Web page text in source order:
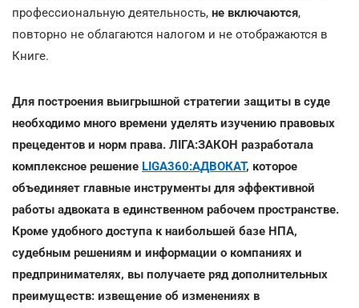
профессиональную деятельность, не включаются,
повторно не облагаются налогом и не отображаются в
Книге.
Для построения выигрышной стратегии защиты в суде
необходимо много времени уделять изучению правовых
прецедентов и норм права. ЛІГА:ЗАКОН разработала
комплексное решение LIGA360:АДВОКАТ, которое
объединяет главные инструменты для эффективной
работы адвоката в единственном рабочем пространстве.
Кроме удобного доступа к наибольшей базе НПА,
судебным решениям и информации о компаниях и
предпринимателях, вы получаете ряд дополнительных
преимуществ: извещение об изменениях в